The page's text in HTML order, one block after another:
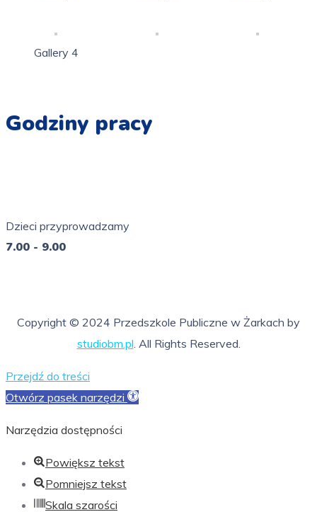
Gallery 4
Godziny pracy
Dzieci przyprowadzamy
7.00 - 9.00
Copyright © 2024 Przedszkole Publiczne w Żarkach by
studiobm.pl . All Rights Reserved.
Przejdź do treści
Otwórz pasek narzędzi
Narzędzia dostępności
Powiększ tekst
Pomniejsz tekst
Skala szarości